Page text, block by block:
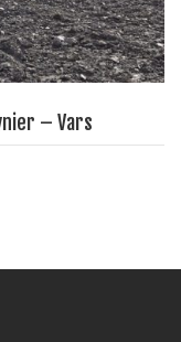
– Vars